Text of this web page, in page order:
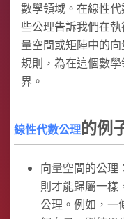
數學領域。在線性
些公理告訴我們在
量空間或矩陣中的
規則，為在這個數
界。
線性代數公理的例
向量空間的公理
則才能歸屬一樣
公理。例如，一